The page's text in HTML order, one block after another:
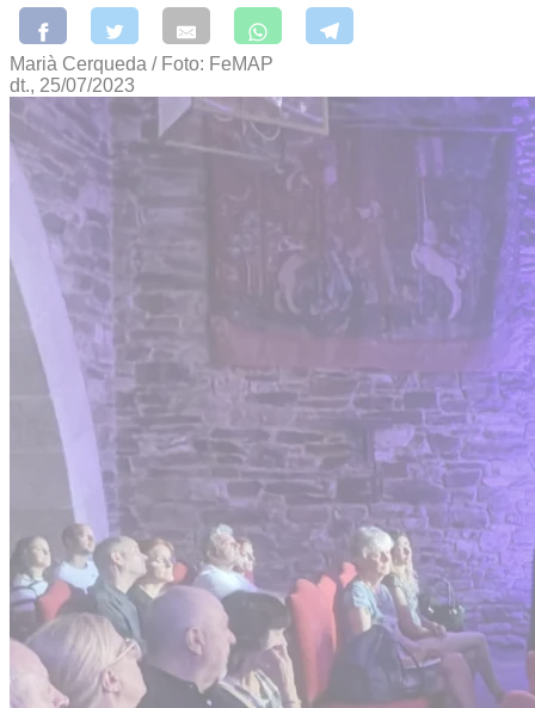
Marià Cerqueda / Foto: FeMAP
dt., 25/07/2023